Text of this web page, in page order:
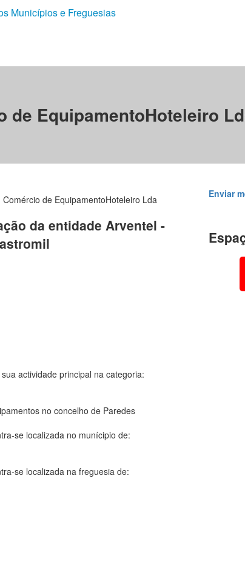
Municípios e Freguesias
de EquipamentoHoteleiro
Comércio de EquipamentoHoteleiro Lda
da entidade Arventel -
actividade principal na categoria:
no concelho de Paredes
se localizada no munícipio de:
se localizada na freguesia de:
Enviar